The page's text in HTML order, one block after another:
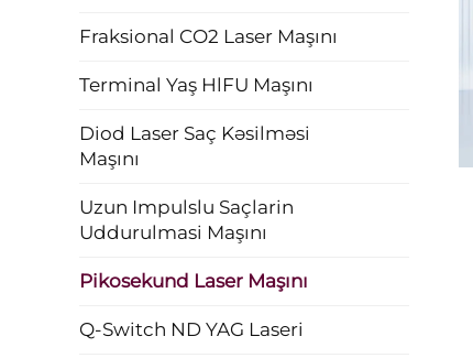
Fraksional CO2 Laser Maşını
Terminal Yaş HlFU Maşını
Diod Laser Saç Kəsilməsi
Maşını
Uzun Impulslu Saçlarin
Uddurulmasi Maşını
Pikosekund Laser Maşını
Q-Switch ND YAG Laseri